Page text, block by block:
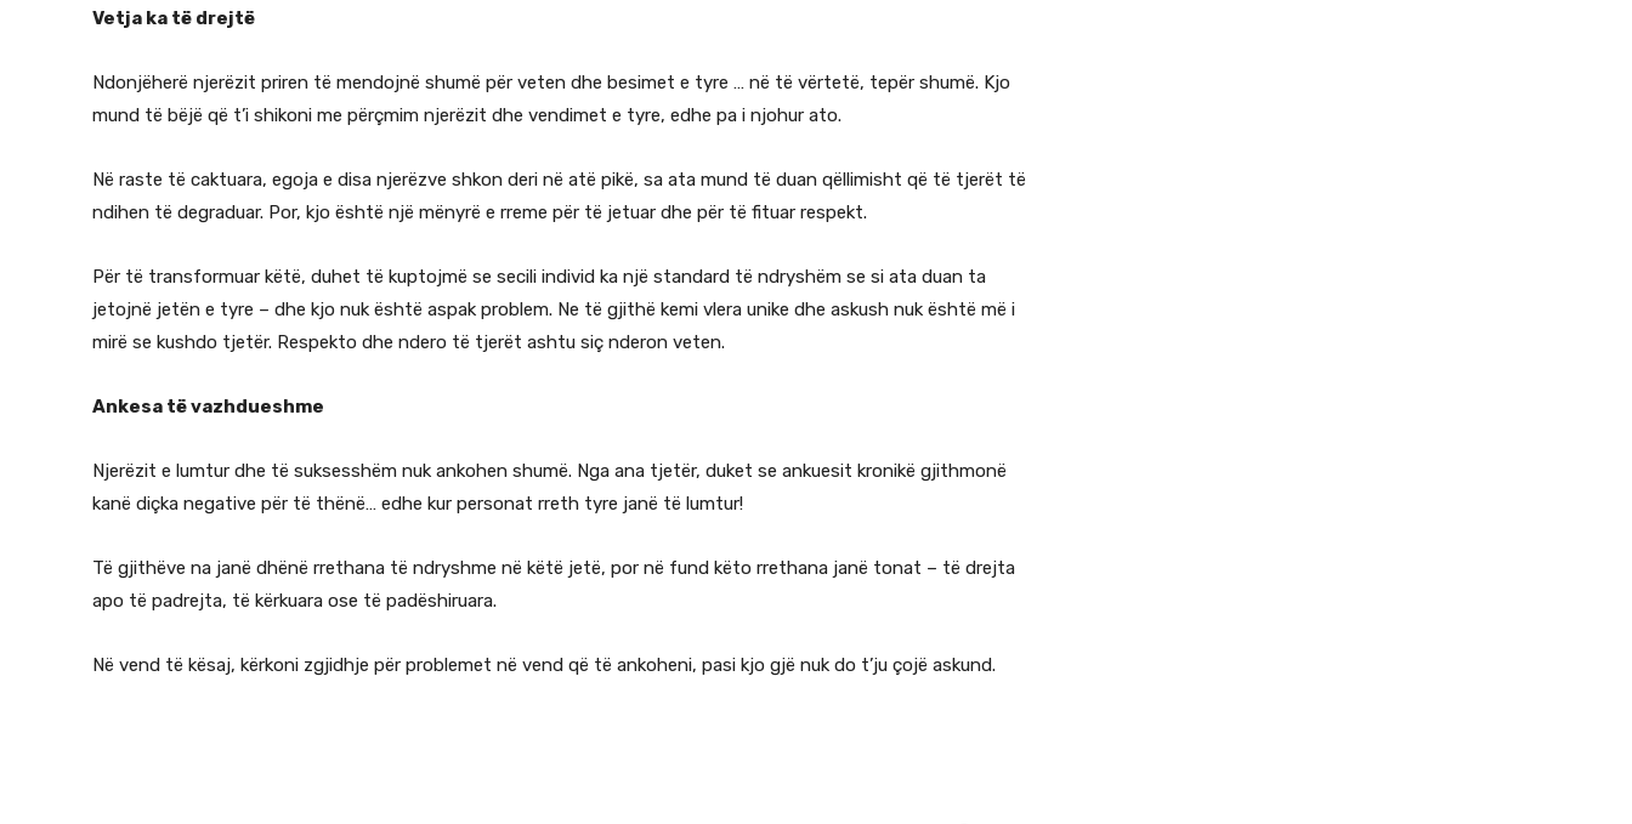
Vetja ka të drejtë
Ndonjëherë njerëzit priren të mendojnë shumë për veten dhe besimet e tyre … në të vërtetë, tepër shumë. Kjo
mund të bëjë që t’i shikoni me përçmim njerëzit dhe vendimet e tyre, edhe pa i njohur ato.
Në raste të caktuara, egoja e disa njerëzve shkon deri në atë pikë, sa ata mund të duan qëllimisht që të tjerët të
ndihen të degraduar. Por, kjo është një mënyrë e rreme për të jetuar dhe për të fituar respekt.
Për të transformuar këtë, duhet të kuptojmë se secili individ ka një standard të ndryshëm se si ata duan ta
jetojnë jetën e tyre – dhe kjo nuk është aspak problem. Ne të gjithë kemi vlera unike dhe askush nuk është më i
mirë se kushdo tjetër. Respekto dhe ndero të tjerët ashtu siç nderon veten.
Ankesa të vazhdueshme
Njerëzit e lumtur dhe të suksesshëm nuk ankohen shumë. Nga ana tjetër, duket se ankuesit kronikë gjithmonë
kanë diçka negative për të thënë… edhe kur personat rreth tyre janë të lumtur!
Të gjithëve na janë dhënë rrethana të ndryshme në këtë jetë, por në fund këto rrethana janë tonat – të drejta
apo të padrejta, të kërkuara ose të padëshiruara.
Në vend të kësaj, kërkoni zgjidhje për problemet në vend që të ankoheni, pasi kjo gjë nuk do t’ju çojë askund.